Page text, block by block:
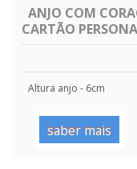
ANJO COM
CARTÃO
Altura anjo - 6cm
saber mais